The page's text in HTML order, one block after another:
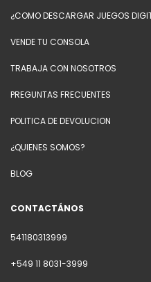
¿COMO DESCARGAR JUEGOS
VENDE TU CONSOLA
TRABAJA CON NOSOTROS
PREGUNTAS FRECUENTES
POLITICA DE DEVOLUCION
¿QUIENES SOMOS?
BLOG
CONTACTÁNOS
541180313999
+549 11 8031-3999